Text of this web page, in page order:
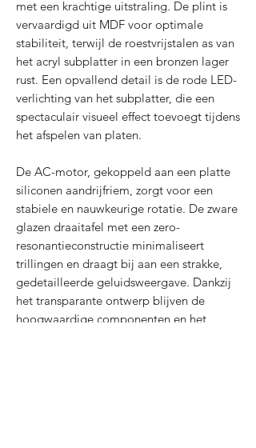
met een krachtige uitstraling. De plint is
vervaardigd uit MDF voor optimale
stabiliteit, terwijl de roestvrijstalen as van
het acryl subplatter in een bronzen lager
rust. Een opvallend detail is de rode LED-
verlichting van het subplatter, die een
spectaculair visueel effect toevoegt tijdens
het afspelen van platen.
De AC-motor, gekoppeld aan een platte
siliconen aandrijfriem, zorgt voor een
stabiele en nauwkeurige rotatie. De zware
glazen draaitafel met een zero-
resonantieconstructie minimaliseert
trillingen en draagt bij aan een strakke,
gedetailleerde geluidsweergave. Dankzij
het transparante ontwerp blijven de
hoogwaardige componenten en het